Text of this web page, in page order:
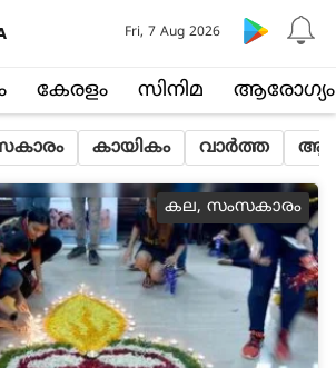
കേരളം സിനിമ ആരോഗ്യം
Fri, 7 Aug 2026
കായികം വാര്‍ത്ത
കല, സംസകാരം